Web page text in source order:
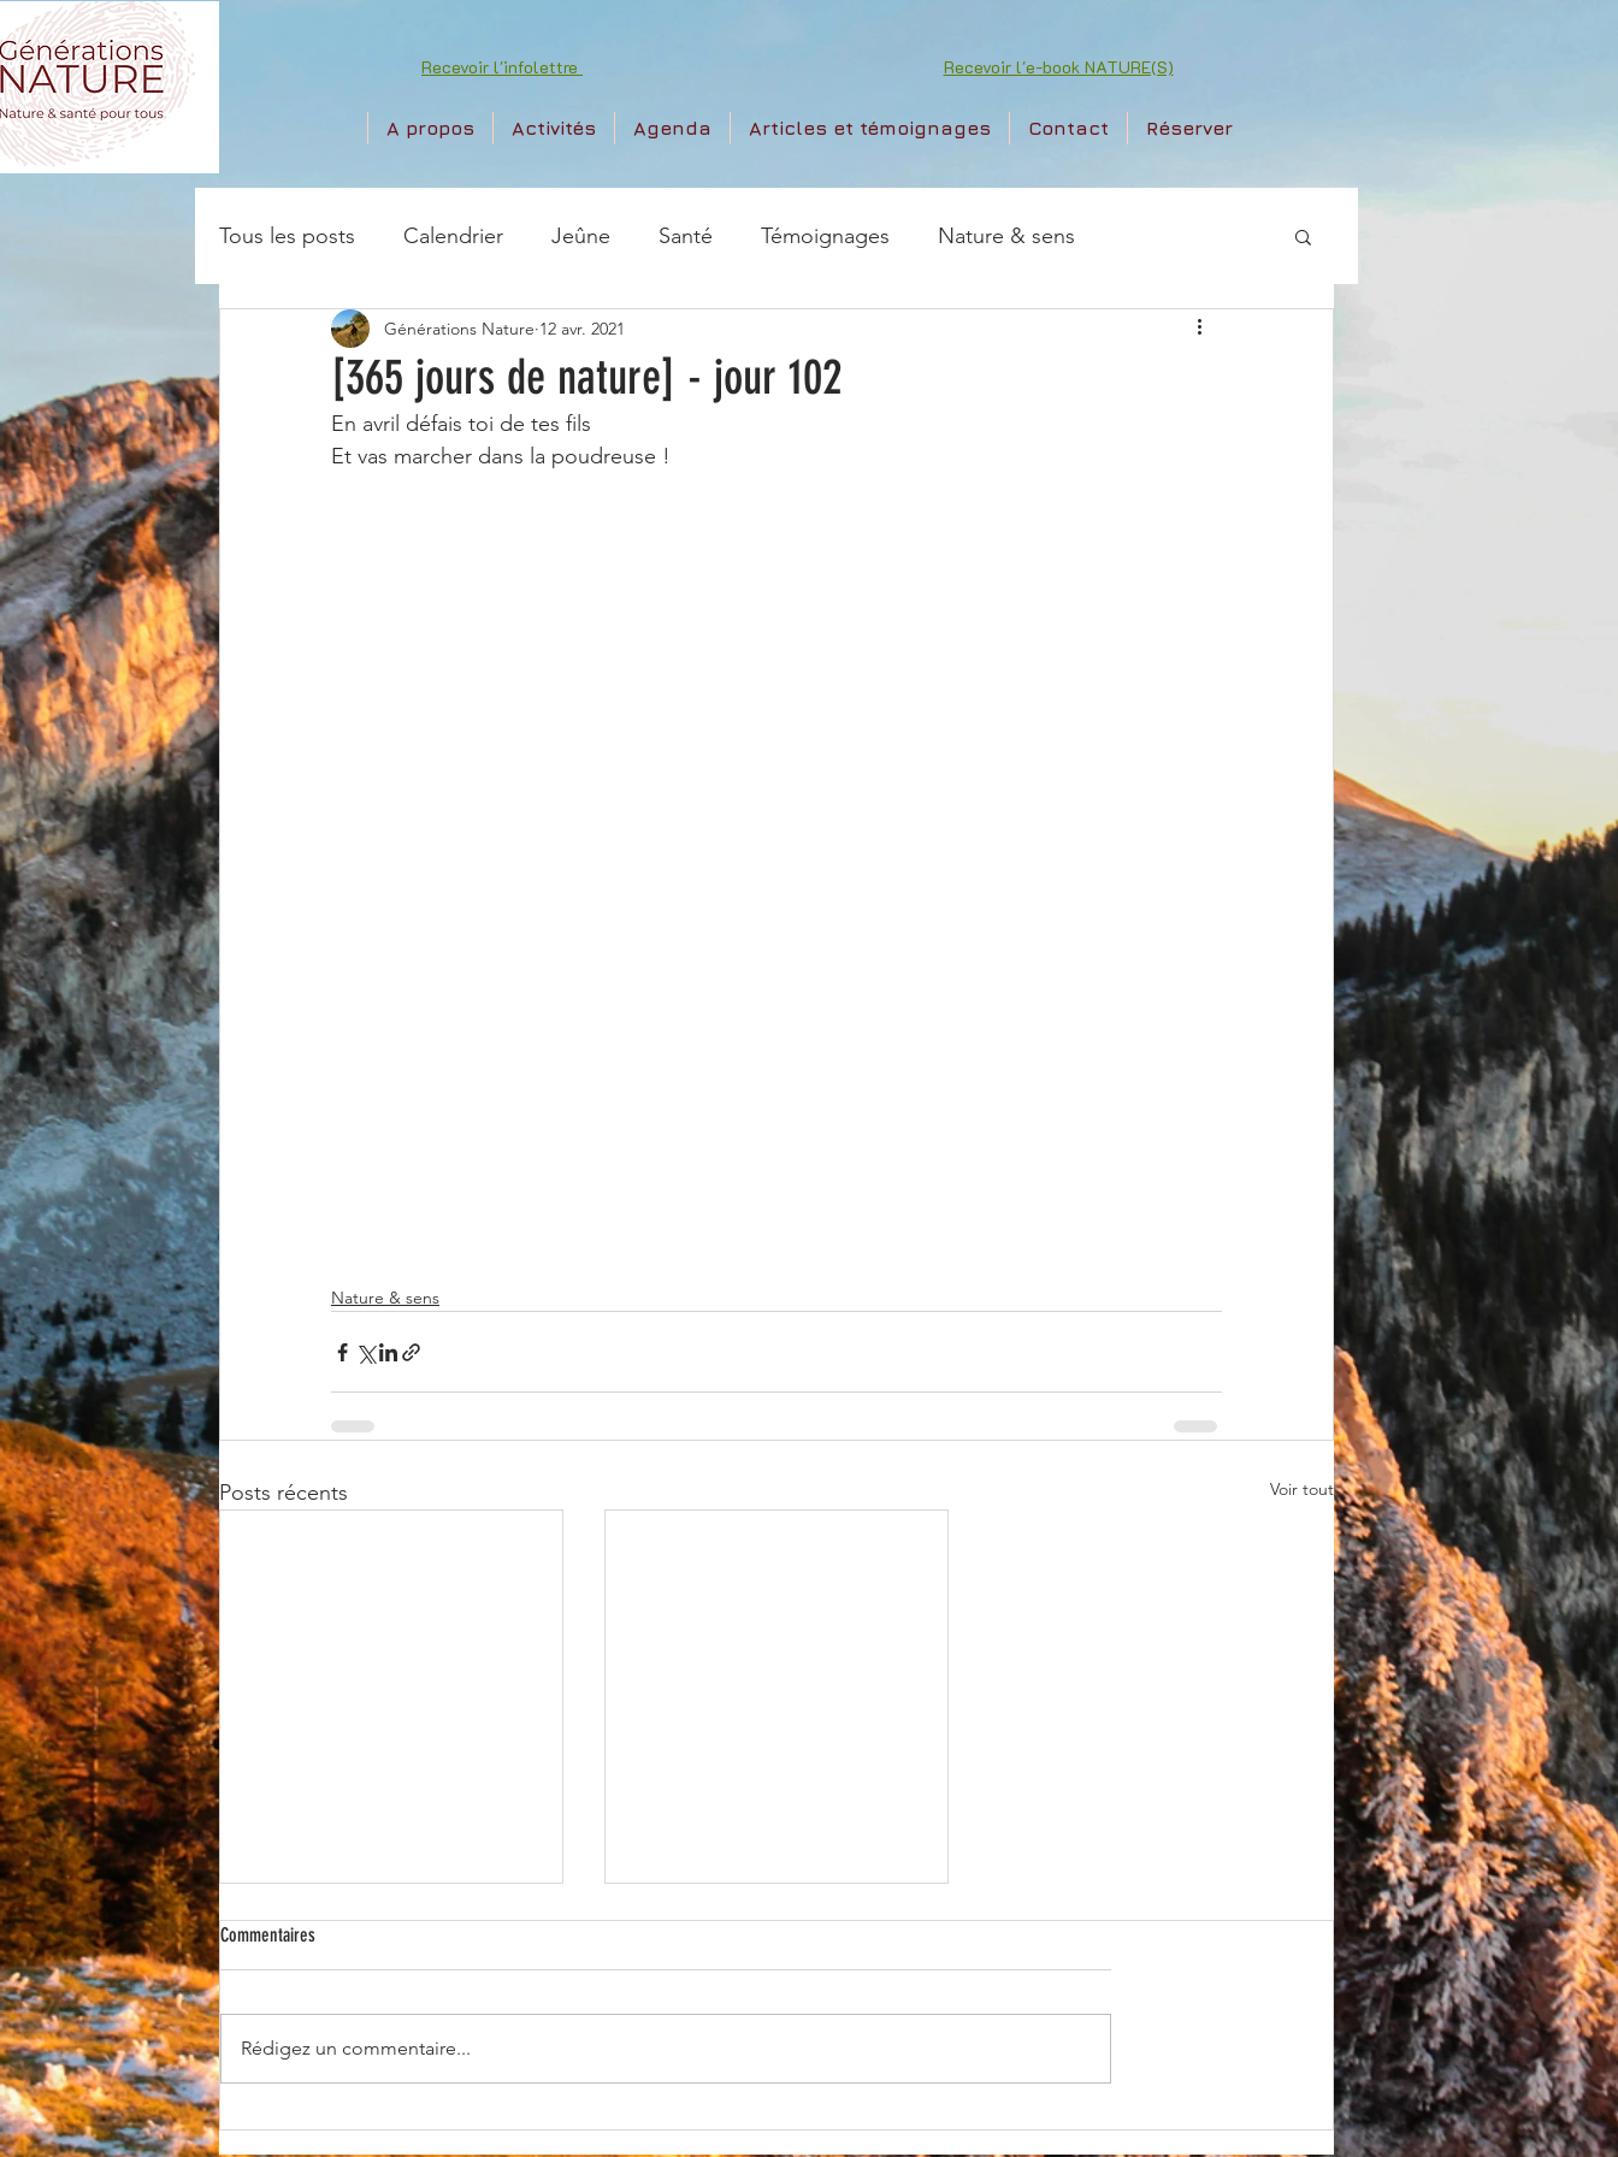
Recevoir l'infolettre Recevoir l'e-book NATURE(S)
A propos Activités Agenda Articles et témoignages Contact Réserver
Tous les posts Calendrier Jeûne Santé Témoignages Nature & sens
[365 jours de nature] - jour 102
Générations Nature 12 avr. 2021
En avril défais toi de tes fils
Et vas marcher dans la poudreuse !
Nature & sens
Posts récents Voir tout
[365 jours de nature] - le 100 ème
[365 jours de nature] - jour 96
Commentaires
Rédigez un commentaire...